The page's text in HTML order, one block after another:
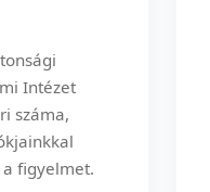
Intézet
száma,
figyelmet.